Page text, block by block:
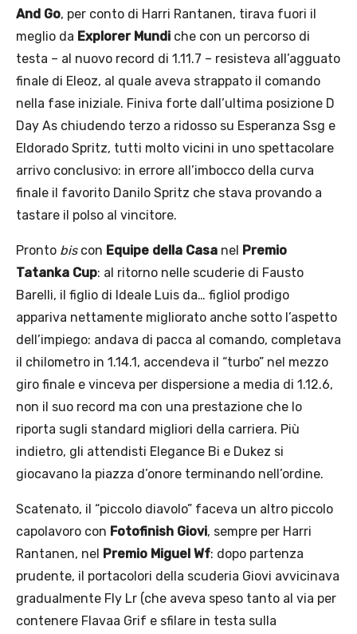
And Go, per conto di Harri Rantanen, tirava fuori il
meglio da Explorer Mundi che con un percorso di
testa – al nuovo record di 1.11.7 – resisteva all’agguato
finale di Eleoz, al quale aveva strappato il comando
nella fase iniziale. Finiva forte dall’ultima posizione D
Day As chiudendo terzo a ridosso su Esperanza Ssg e
Eldorado Spritz, tutti molto vicini in uno spettacolare
arrivo conclusivo: in errore all’imbocco della curva
finale il favorito Danilo Spritz che stava provando a
tastare il polso al vincitore.
Pronto biscon Equipe della Casa nel Premio
Tatanka Cup: al ritorno nelle scuderie di Fausto
Barelli, il figlio di Ideale Luis da… figliol prodigo
appariva nettamente migliorato anche sotto l’aspetto
dell’impiego: andava di pacca al comando, completava
il chilometro in 1.14.1, accendeva il “turbo” nel mezzo
giro finale e vinceva per dispersione a media di 1.12.6,
non il suo record ma con una prestazione che lo
riporta sugli standard migliori della carriera. Più
indietro, gli attendisti Elegance Bi e Dukez si
giocavano la piazza d’onore terminando nell’ordine.
Scatenato, il “piccolo diavolo” faceva un altro piccolo
capolavoro con Fotofinish Giovi, sempre per Harri
Rantanen, nel Premio Miguel Wf: dopo partenza
prudente, il portacolori della scuderia Giovi avvicinava
gradualmente Fly Lr (che aveva speso tanto al via per
contenere Flavaa Grif e sfilare in testa sulla